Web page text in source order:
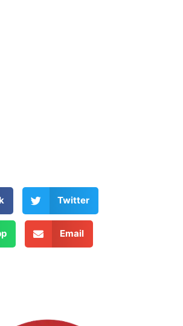
Twitter
Email